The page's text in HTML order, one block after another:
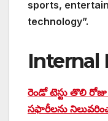
sports,
technology”.
Internal
రెండో టెస్టు తొలి
సఫారీలను